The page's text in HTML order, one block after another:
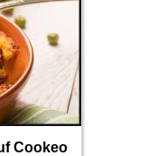
Cookeo